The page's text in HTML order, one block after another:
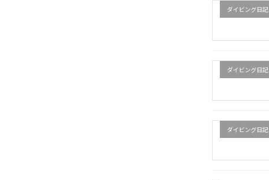
ダイビング日記
ダイビング日記
ダイビング日記